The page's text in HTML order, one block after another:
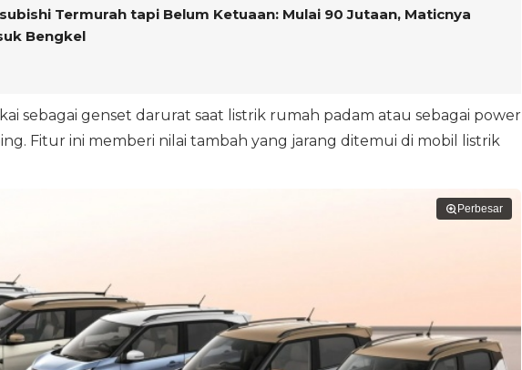
Termurah tapi Belum Ketuaan: Mulai 90 Jutaan, Maticnya
Bengkel
sebagai genset darurat saat listrik rumah padam atau sebagai power
Fitur ini memberi nilai tambah yang jarang ditemui di mobil listrik
Perbesar